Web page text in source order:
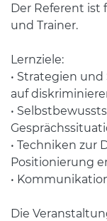
Der Referent ist
und Trainer.
Lernziele:
• Strategien
auf
•
• Techniken zur
Positionierung
•
Die